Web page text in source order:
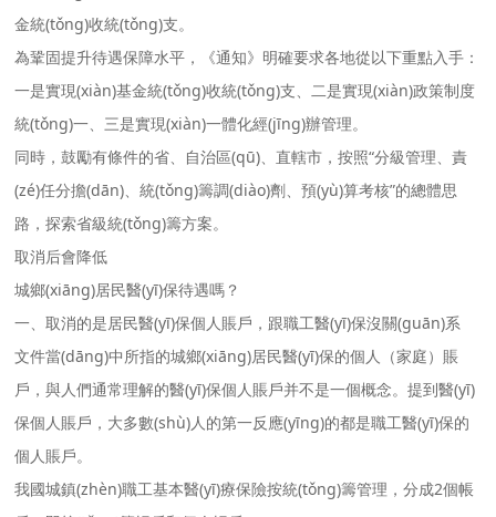
金統(tǒng)收統(tǒng)支。
為鞏固提升待遇保障水平，《通知》明確要求各地從以下重點入手：
一是實現(xiàn)基金統(tǒng)收統(tǒng)支、二是實現(xiàn)政策制度
統(tǒng)一、三是實現(xiàn)一體化經(jīng)辦管理。
同時，鼓勵有條件的省、自治區(qū)、直轄市，按照“分級管理、責
(zé)任分擔(dān)、統(tǒng)籌調(diào)劑、預(yù)算考核”的總體思
路，探索省級統(tǒng)籌方案。
取消后會降低
城鄉(xiāng)居民醫(yī)保待遇嗎？
一、取消的是居民醫(yī)保個人賬戶，跟職工醫(yī)保沒關(guān)系
文件當(dāng)中所指的城鄉(xiāng)居民醫(yī)保的個人（家庭）賬
戶，與人們通常理解的醫(yī)保個人賬戶并不是一個概念。提到醫(yī)
保個人賬戶，大多數(shù)人的第一反應(yīng)的都是職工醫(yī)保的
個人賬戶。
我國城鎮(zhèn)職工基本醫(yī)療保險按統(tǒng)籌管理，分成2個帳